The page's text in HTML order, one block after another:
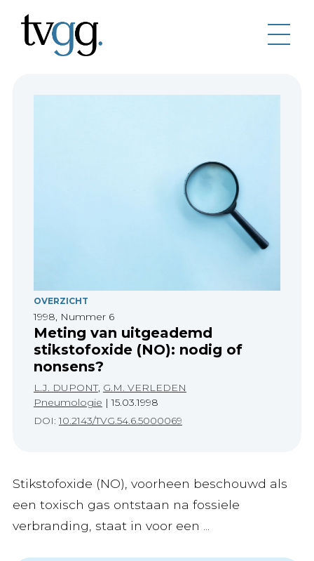
OVERZICHT
1998, Nummer 6
Meting van uitgeademd
stikstofoxide (NO): nodig of
nonsens?
L.J. DUPONT, G.M. VERLEDEN
Pneumologie |15.03.1998
DOI:10.2143/TVG.54.6.5000069
Stikstofoxide (NO), voorheen beschouwd als
een toxisch gas ontstaan na fossiele
verbranding, staat in voor een ...